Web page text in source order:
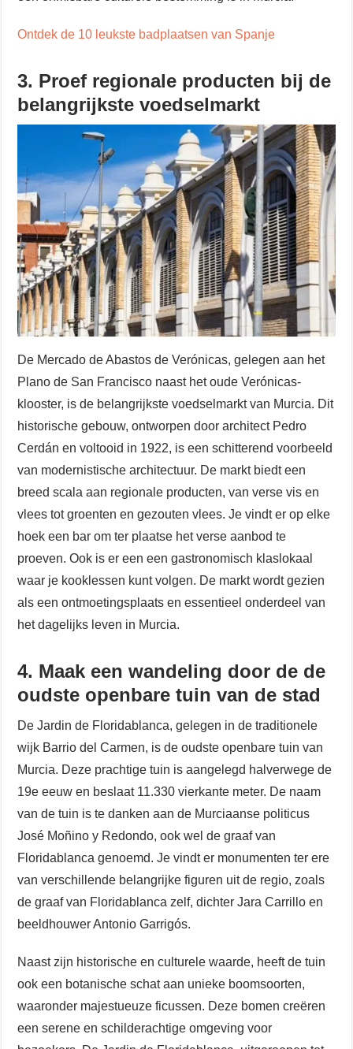
Ontdek de 10 leukste badplaatsen van Spanje
3. Proef regionale producten bij de
belangrijkste voedselmarkt
De Mercado de Abastos de Verónicas, gelegen aan het
Plano de San Francisco naast het oude Verónicas-
klooster, is de belangrijkste voedselmarkt van Murcia. Dit
historische gebouw, ontworpen door architect Pedro
Cerdán en voltooid in 1922, is een schitterend voorbeeld
van modernistische architectuur. De markt biedt een
breed scala aan regionale producten, van verse vis en
vlees tot groenten en gezouten vlees. Je vindt er op elke
hoek een bar om ter plaatse het verse aanbod te
proeven. Ook is er een een gastronomisch klaslokaal
waar je kooklessen kunt volgen. De markt wordt gezien
als een ontmoetingsplaats en essentieel onderdeel van
het dagelijks leven in Murcia.
4. Maak een wandeling door de de
oudste openbare tuin van de stad
De Jardin de Floridablanca, gelegen in de traditionele
wijk Barrio del Carmen, is de oudste openbare tuin van
Murcia. Deze prachtige tuin is aangelegd halverwege de
19e eeuw en beslaat 11.330 vierkante meter. De naam
van de tuin is te danken aan de Murciaanse politicus
José Moñino y Redondo, ook wel de graaf van
Floridablanca genoemd. Je vindt er monumenten ter ere
van verschillende belangrijke figuren uit de regio, zoals
de graaf van Floridablanca zelf, dichter Jara Carrillo en
beeldhouwer Antonio Garrigós.
Naast zijn historische en culturele waarde, heeft de tuin
ook een botanische schat aan unieke boomsoorten,
waaronder majestueuze ficussen. Deze bomen creëren
een serene en schilderachtige omgeving voor